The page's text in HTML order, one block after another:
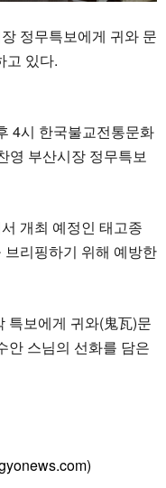
정무특보에게 귀와 문
고 있다.
4시 한국불교전통문화
영 부산시장 정무특보
개최 예정인 태고종
리핑하기 위해 예방한
특보에게 귀와(鬼瓦)문
안 스님의 선화를 담은